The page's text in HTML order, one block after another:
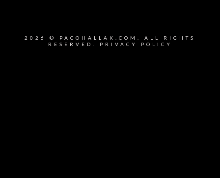
2026 © PACOHALLAK.COM. ALL RIGHTS
RESERVED.
PRIVACY POLICY